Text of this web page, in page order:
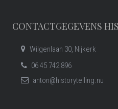
CONTACTGEGEVENS
Wilgenlaan 30, Nijkerk
06 45 742 896
anton@historytelling.nu